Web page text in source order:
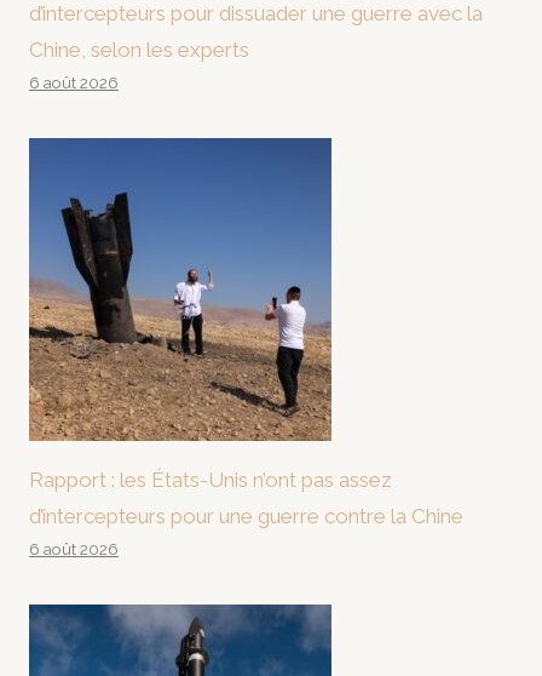
d’intercepteurs pour dissuader une guerre avec la
Chine, selon les experts
6 août 2026
Rapport : les États-Unis n’ont pas assez
d’intercepteurs pour une guerre contre la Chine
6 août 2026